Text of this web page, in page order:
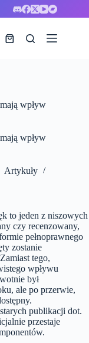
Koszyk
wpływ
wpływ
Artykuły
to jeden z niszowych
czy recenzowany,
pełnoprawnego
zostanie
Zamiast tego,
wpływu
był
ale po przerwie,
publikacji dot.
przestaje